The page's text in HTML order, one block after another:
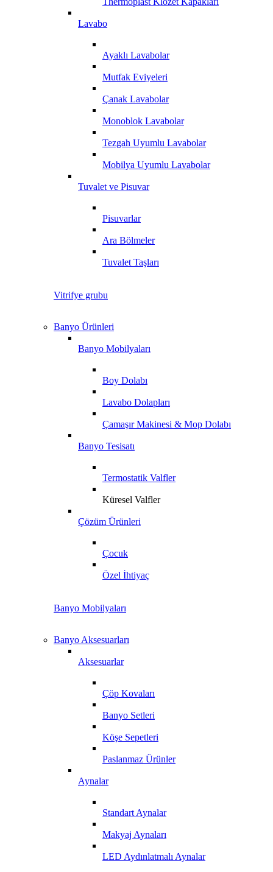
Lavabo
Ayaklı Lavabolar
Mutfak Eviyeleri
Çanak Lavabolar
Monoblok Lavabolar
Tezgah Uyumlu Lavabolar
Mobilya Uyumlu Lavabolar
Tuvalet ve Pisuvar
Pisuvarlar
Ara Bölmeler
Tuvalet Taşları
Vitrifye grubu
Banyo Ürünleri
Banyo Mobilyaları
Boy Dolabı
Lavabo Dolapları
Çamaşır Makinesi & Mop Dolabı
Banyo Tesisatı
Termostatik Valfler
Küresel Valfler
Çözüm Ürünleri
Çocuk
Özel İhtiyaç
Banyo Mobilyaları
Banyo Aksesuarları
Aksesuarlar
Çöp Kovaları
Banyo Setleri
Köşe Sepetleri
Paslanmaz Ürünler
Aynalar
Standart Aynalar
Makyaj Aynaları
LED Aydınlatmalı Aynalar